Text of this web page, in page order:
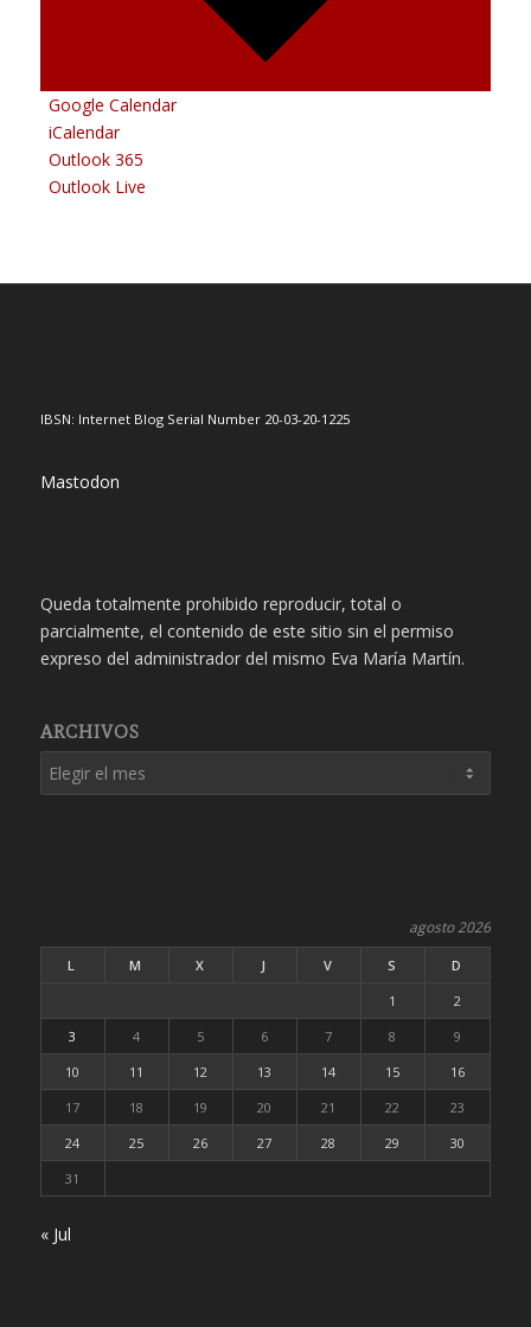
Google Calendar
iCalendar
Outlook 365
Outlook Live
IBSN: Internet Blog Serial Number 20-03-20-1225
Mastodon
Queda totalmente prohibido reproducir, total o
parcialmente, el contenido de este sitio sin el permiso
expreso del administrador del mismo Eva María Martín.
ARCHIVOS
agosto 2026
L M X J V S
D
1
2
3
4 5 6 7 8
9
10
11 12 13 14 15
16
17
18 19 20 21 22
23
24
25 26 27 28 29
30
31
« Jul